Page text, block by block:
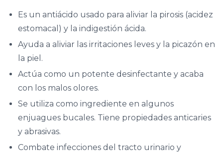
Es un antiácido usado para aliviar la pirosis (acidez
estomacal) y la indigestión ácida.
Ayuda a aliviar las irritaciones leves y la picazón en
la piel.
Actúa como un potente desinfectante y acaba
con los malos olores.
Se utiliza como ingrediente en algunos
enjuagues bucales. Tiene propiedades anticaries
y abrasivas.
Combate infecciones del tracto urinario y